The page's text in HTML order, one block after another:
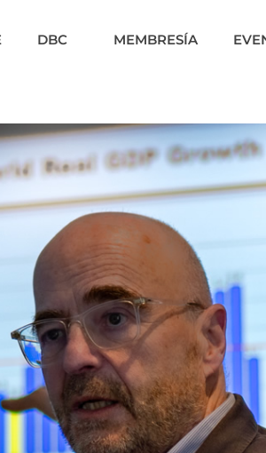
DBC MEMBRESÍA